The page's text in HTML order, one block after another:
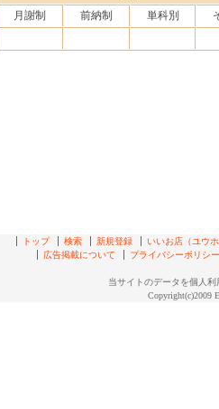
月謝制
前納制 単科別
トップ 検索 新規登録
いいお店（ユウ
広告掲載について
プライバシーポリシー
当サイトのデータを個人
Copyright(c)2009